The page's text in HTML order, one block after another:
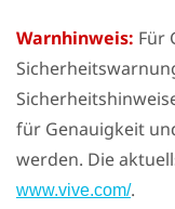
Warnhinweis: Für
für Genauigkeit
werden. Die
www.vive.com/.